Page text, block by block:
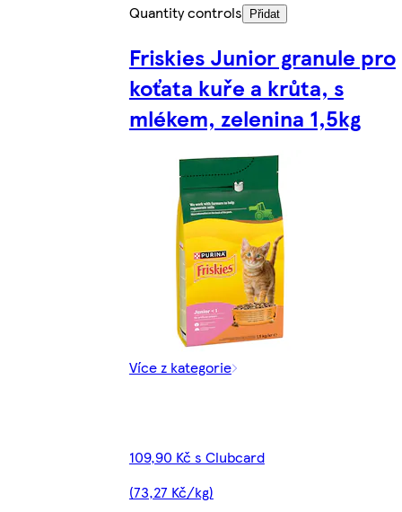
Quantity controls
Přidat
Friskies Junior granule pro
koťata kuře a krůta, s
mlékem, zelenina 1,5kg
Více z kategorie
109,90 Kč s Clubcard
(73,27 Kč/kg)